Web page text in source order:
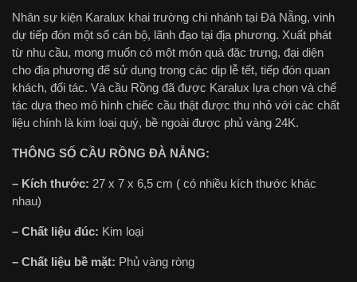
Nhân sự kiện Karalux khai trường chi nhánh tại Đà Nẵng, vinh
dự tiếp đón một số cán bộ, lãnh đạo tại địa phương. Xuất phát
từ nhu cầu, mong muốn có một món quà đặc trưng, đại diện
cho địa phương để sử dụng trong các dịp lễ tết, tiếp đón quan
khách, đối tác. Và cầu Rồng đã được Karalux lựa chọn và chế
tác dựa theo mô hình chiếc cầu thật được thu nhỏ với các chất
liệu chính là kim loại quý, bề ngoài được phủ vàng 24K.
THÔNG SỐ CẦU RỒNG ĐÀ NẴNG:
– Kích thước: 27 x 7 x 6,5 cm ( có nhiều kích thước khác
nhau)
– Chất liệu đúc: Kim loại
– Chất liệu bề mặt: Phủ vàng ròng